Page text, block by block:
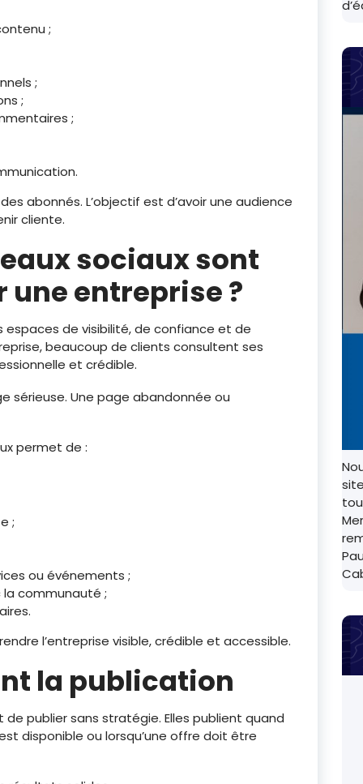
;
;
;
;
abonnés. L’objectif est d’avoir une audience
cliente.
sociaux sont
entreprise ?
espaces de visibilité, de confiance et de
beaucoup de clients consultent ses
et crédible.
sérieuse. Une page abandonnée ou
permet de :
;
ou événements ;
communauté ;
l’entreprise visible, crédible et accessible.
la publication
publier sans stratégie. Elles publient quand
disponible ou lorsqu’une offre doit être